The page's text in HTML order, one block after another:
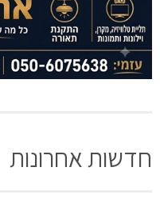
חדשות אחרונות